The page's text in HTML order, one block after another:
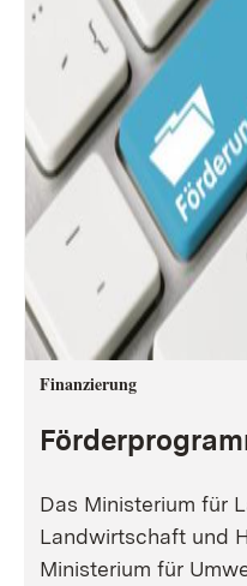
Finanzierung
Das Ministerium für
Landwirtschaft und
Ministerium für